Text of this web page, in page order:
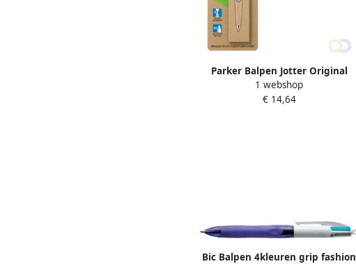
Parker Balpen Jotter Original
pastel lilac CT medium blister Ã
1 stuk
1 webshop
€ 14,64
Bic Balpen 4kleuren grip fashion